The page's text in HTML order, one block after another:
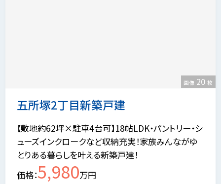
五所塚2丁目新築戸建
画像 20 枚
【敷地約62坪×駐車4台可】18帖LDK・パントリー・シ
ューズインクロークなど収納充実！家族みんながゆ
とりある暮らしを叶える新築戸建！
価格 5,980万円